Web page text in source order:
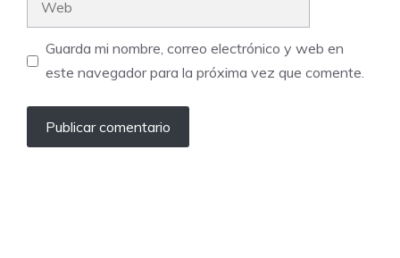
Guarda mi nombre, correo electrónico y web en
este navegador para la próxima vez que comente.